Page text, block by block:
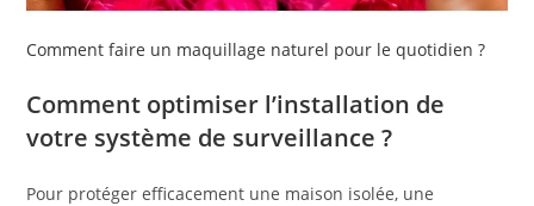
Comment faire un maquillage naturel pour le quotidien ?
Comment optimiser l’installation de
votre système de surveillance ?
Pour protéger efficacement une maison isolée, une